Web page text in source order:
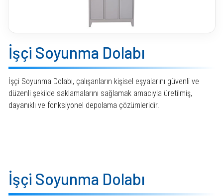
İşçi Soyunma Dolabı
İşçi Soyunma Dolabı, çalışanların kişisel eşyalarını güvenli ve
düzenli şekilde saklamalarını sağlamak amacıyla üretilmiş,
dayanıklı ve fonksiyonel depolama çözümleridir.
İşçi Soyunma Dolabı